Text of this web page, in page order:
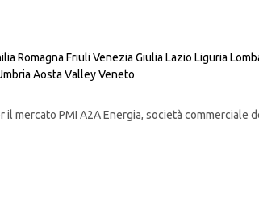
Romagna Friuli Venezia Giulia Lazio Liguria
Aosta ValleyVeneto
il mercato PMI A2A Energia, società commerciale